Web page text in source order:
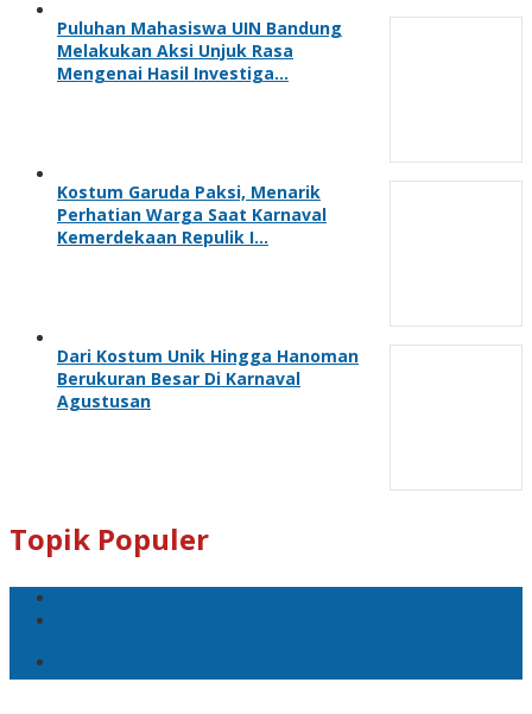
Puluhan Mahasiswa UIN Bandung
Melakukan Aksi Unjuk Rasa
Mengenai Hasil Investiga…
Kostum Garuda Paksi, Menarik
Perhatian Warga Saat Karnaval
Kemerdekaan Repulik I…
Dari Kostum Unik Hingga Hanoman
Berukuran Besar Di Karnaval
Agustusan
Topik Populer